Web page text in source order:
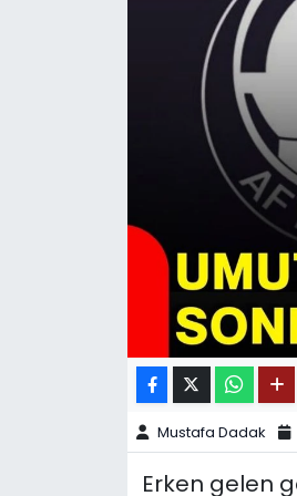
Mustafa Dadak
Erken gelen